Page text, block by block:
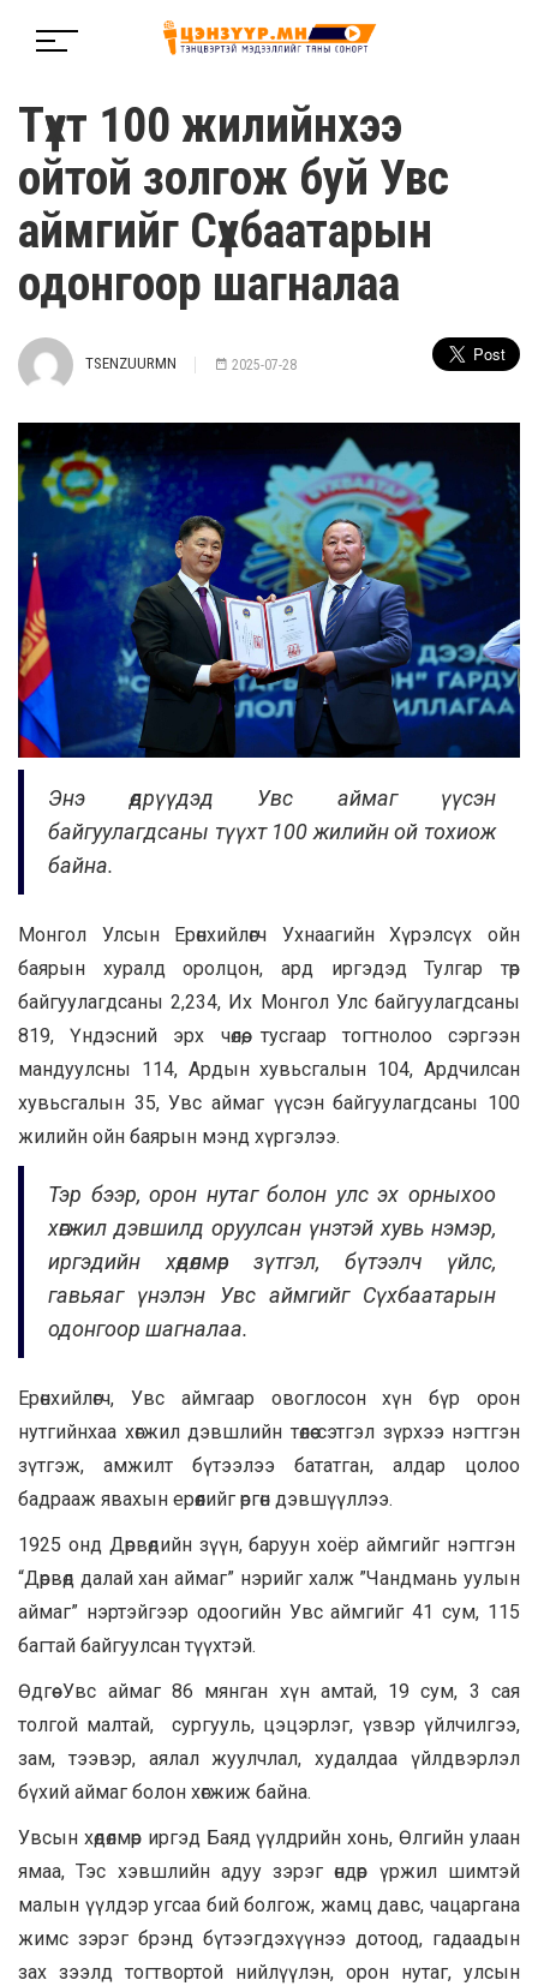
Түүхт 100 жилийнхээ
ойтой золгож буй Увс
аймгийг Сүхбаатарын
одонгоор шагналаа
TSENZUURMN 2025-07-28
Энэ өдрүүдэд Увс аймаг үүсэн
байгуулагдсаны түүхт 100 жилийн ой тохиож
байна.
Монгол Улсын Ерөнхийлөгч Ухнаагийн Хүрэлсүх ойн
баярын хуралд оролцон, ард иргэдэд Тулгар төр
байгуулагдсаны 2,234, Их Монгол Улс байгуулагдсаны
819, Үндэсний эрх чөлөө, тусгаар тогтнолоо сэргээн
мандуулсны 114, Ардын хувьсгалын 104, Ардчилсан
хувьсгалын 35, Увс аймаг үүсэн байгуулагдсаны 100
жилийн ойн баярын мэнд хүргэлээ.
Тэр бээр,орон нутаг болон улс эх орныхоо
хөгжил дэвшилд оруулсан үнэтэй хувь нэмэр,
иргэдийн хөдөлмөр зүтгэл, бүтээлч үйлс,
гавьяаг үнэлэн Увс аймгийг Сүхбаатарын
одонгоор шагналаа.
Ерөнхийлөгч, Увс аймгаар овоглосон хүн бүр орон
нутгийнхаа хөгжил дэвшлийн төлөө сэтгэл зүрхээ нэгтгэн
зүтгэж, амжилт бүтээлээ бататган, алдар цолоо
бадрааж явахын ерөөлийг өргөн дэвшүүллээ.
1925 онд Дөрвөдийн зүүн, баруун хоёр аймгийг нэгтгэн
“Дөрвөд далай хан аймаг” нэрийг халж ”Чандмань уулын
аймаг” нэртэйгээр одоогийн Увс аймгийг 41 сум, 115
багтай байгуулсан түүхтэй.
Өдгөө Увс аймаг 86 мянган хүн амтай, 19 сум, 3 сая
толгой малтай, сургууль, цэцэрлэг, үзвэр үйлчилгээ,
зам, тээвэр, аялал жуулчлал, худалдаа үйлдвэрлэл
бүхий аймаг болон хөгжиж байна.
Увсын хөдөлмөр иргэд Баяд үүлдрийн хонь, Өлгийн улаан
ямаа, Тэс хэвшлийн адуу зэрэг өндөр үржил шимтэй
малын үүлдэр угсаа бий болгож, жамц давс, чацаргана
жимс зэрэг брэнд бүтээгдэхүүнээ дотоод, гадаадын
зах зээлд тогтвортой нийлүүлэн, орон нутаг, улсын